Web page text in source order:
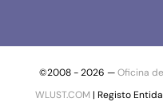
©2008 -2026 —Oficina
WLUST.COM | Registo